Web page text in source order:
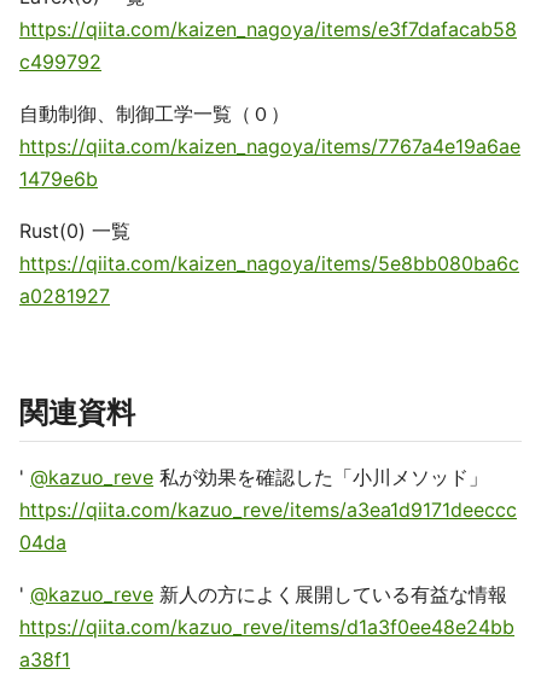
https://qiita.com/kaizen_nagoya/items/e3f7dafacab58
c499792
自動制御、制御工学一覧（０）
https://qiita.com/kaizen_nagoya/items/7767a4e19a6ae
1479e6b
Rust(0) 一覧
https://qiita.com/kaizen_nagoya/items/5e8bb080ba6c
a0281927
関連資料
' @kazuo_reve 私が効果を確認した「小川メソッド」
https://qiita.com/kazuo_reve/items/a3ea1d9171deeccc
04da
' @kazuo_reve 新人の方によく展開している有益な情報
https://qiita.com/kazuo_reve/items/d1a3f0ee48e24bb
a38f1